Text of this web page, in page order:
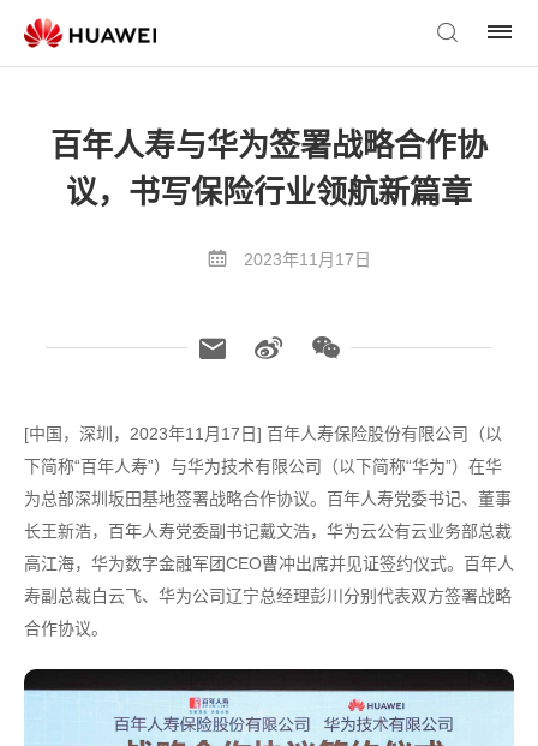
百年人寿与华为签署战略合作协
议，书写保险行业领航新篇章
2023年11月17日
[中国，深圳，2023年11月17日] 百年人寿保险股份有限公司（以
下简称“百年人寿”）与华为技术有限公司（以下简称“华为”）在华
为总部深圳坂田基地签署战略合作协议。百年人寿党委书记、董事
长王新浩，百年人寿党委副书记戴文浩，华为云公有云业务部总裁
高江海，华为数字金融军团CEO曹冲出席并见证签约仪式。百年人
寿副总裁白云飞、华为公司辽宁总经理彭川分别代表双方签署战略
合作协议。